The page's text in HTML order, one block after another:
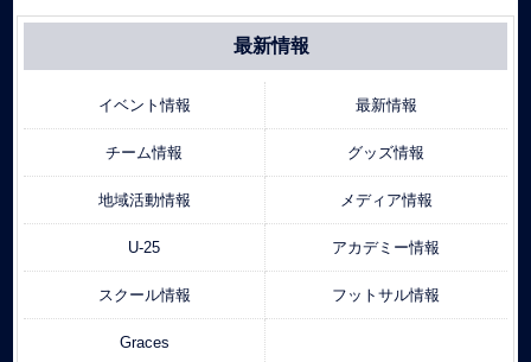
最新情報
イベント情報 最新情報
チーム情報 グッズ情報
地域活動情報 メディア情報
U-25 アカデミー情報
スクール情報 フットサル情報
Graces